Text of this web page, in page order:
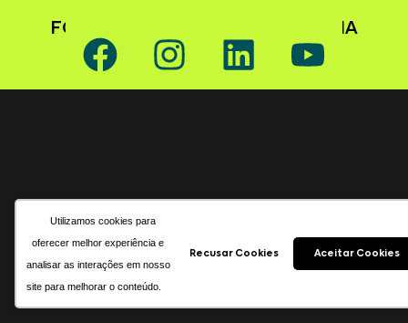
Utilizamos cookies para
oferecer melhor experiência e
analisar as interações em nosso
site para melhorar o conteúdo.
Recusar Cookies Aceitar Cookies
FOLLOW GAFFFF ON SOCIAL MEDIA